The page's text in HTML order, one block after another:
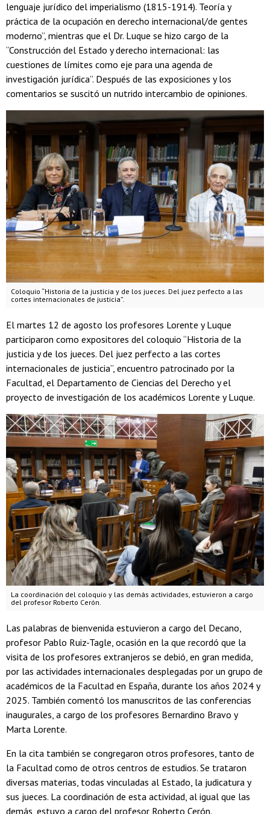
lenguaje jurídico del imperialismo (1815-1914). Teoría y
práctica de la ocupación en derecho internacional/de gentes
moderno”, mientras que el Dr. Luque se hizo cargo de la
“Construcción del Estado y derecho internacional: las
cuestiones de límites como eje para una agenda de
investigación jurídica”. Después de las exposiciones y los
comentarios se suscitó un nutrido intercambio de opiniones.
Coloquio “Historia de la justicia y de los jueces. Del juez perfecto a las
cortes internacionales de justicia”.
El martes 12 de agosto los profesores Lorente y Luque
participaron como expositores del coloquio “Historia de la
justicia y de los jueces. Del juez perfecto a las cortes
internacionales de justicia”, encuentro patrocinado por la
Facultad, el Departamento de Ciencias del Derecho y el
proyecto de investigación de los académicos Lorente y Luque.
La coordinación del coloquio y las demás actividades, estuvieron a cargo
del profesor Roberto Cerón.
Las palabras de bienvenida estuvieron a cargo del Decano,
profesor Pablo Ruiz-Tagle, ocasión en la que recordó que la
visita de los profesores extranjeros se debió, en gran medida,
por las actividades internacionales desplegadas por un grupo de
académicos de la Facultad en España, durante los años 2024 y
2025. También comentó los manuscritos de las conferencias
inaugurales, a cargo de los profesores Bernardino Bravo y
Marta Lorente.
En la cita también se congregaron otros profesores, tanto de
la Facultad como de otros centros de estudios. Se trataron
diversas materias, todas vinculadas al Estado, la judicatura y
sus jueces. La coordinación de esta actividad, al igual que las
demás, estuvo a cargo del profesor Roberto Cerón.